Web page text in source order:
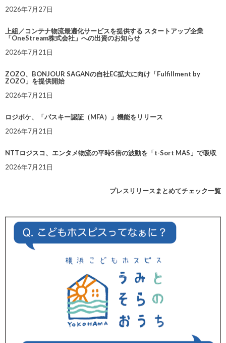
2026年7月27日
上組／コンテナ物流最適化サービスを提供する スタートアップ企業
「OneStream株式会社」への出資のお知らせ
2026年7月21日
ZOZO、BONJOUR SAGANの自社EC拡大に向け「Fulfillment by
ZOZO」を提供開始
2026年7月21日
ロジポケ、「パスキー認証（MFA）」機能をリリース
2026年7月21日
NTTロジスコ、エンタメ物流の平時5倍の波動を「t-Sort MAS」で吸収
2026年7月21日
プレスリリースまとめてチェック一覧